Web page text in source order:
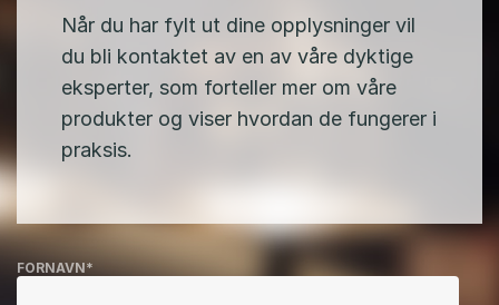
Når du har fylt ut dine opplysninger vil
du bli kontaktet av en av våre dyktige
eksperter, som forteller mer om våre
produkter og viser hvordan de fungerer i
praksis.
FORNAVN*